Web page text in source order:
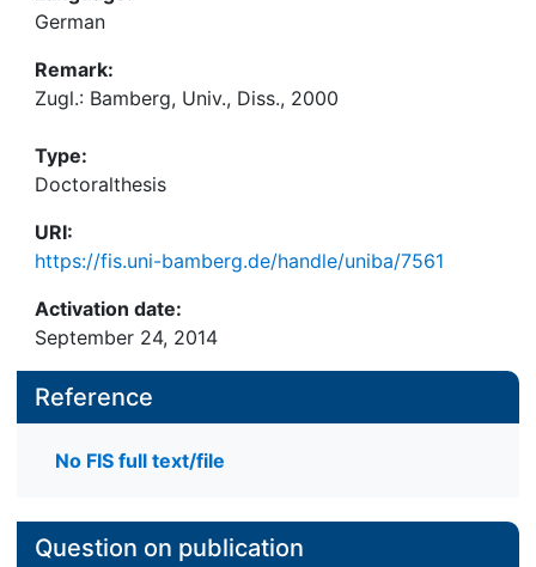
German
Remark:
Zugl.: Bamberg, Univ., Diss., 2000
Type:
Doctoralthesis
URI:
https://fis.uni-bamberg.de/handle/uniba/7561
Activation date:
September 24, 2014
Reference
No FIS full text/file
Question on publication